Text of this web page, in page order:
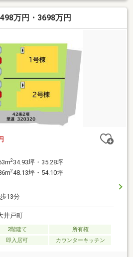
万円・3698万円
234.93坪・35.28坪
248.13坪・54.10坪
13分
井戸町
2階建て
所有権
即入居可 カウンターキッチン